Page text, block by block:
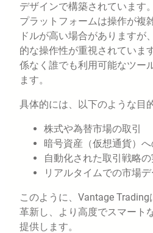
デザインで構築されています
プラットフォームは操作が複
ドルが高い場合がありますが
的な操作性が重視されていま
係なく誰でも利用可能なツー
ます。
具体的には、以下のような目
株式や為替市場の取引
暗号資産（仮想通貨）
自動化された取引戦略
リアルタイムでの市場
このように、Vantage
革新し、より高度でスマート
提供します。